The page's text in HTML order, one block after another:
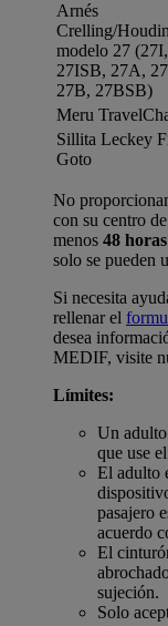
Arnés
Crelling/
modelo 27 (27I,
27ISB, 27A,
27B, 27BSB)
Meru
Sillita Leckey
Goto
No
con su centro
menos 48
solo se pueden
Si necesita
rellenar el
desea
MEDIF, visite
Límites:
Un adulto
que use
El adulto
pasajero
acuerdo
El
sujeción.
Solo